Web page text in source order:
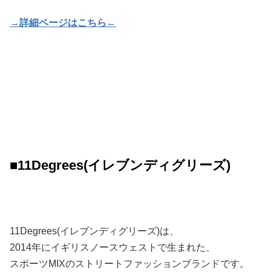
→詳細ページはこちら←
■11Degrees(イレブンディグリーズ)
11Degrees(イレブンディグリーズ)は、
2014年にイギリスノースウェストで生まれた、
スポーツMIXのストリートファッションブランドです。